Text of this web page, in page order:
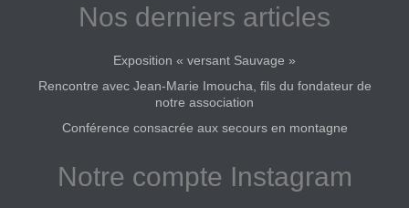
Nos derniers articles
Exposition « versant Sauvage »
Rencontre avec Jean-Marie Imoucha, fils du fondateur de
notre association
Conférence consacrée aux secours en montagne
Notre compte Instagram